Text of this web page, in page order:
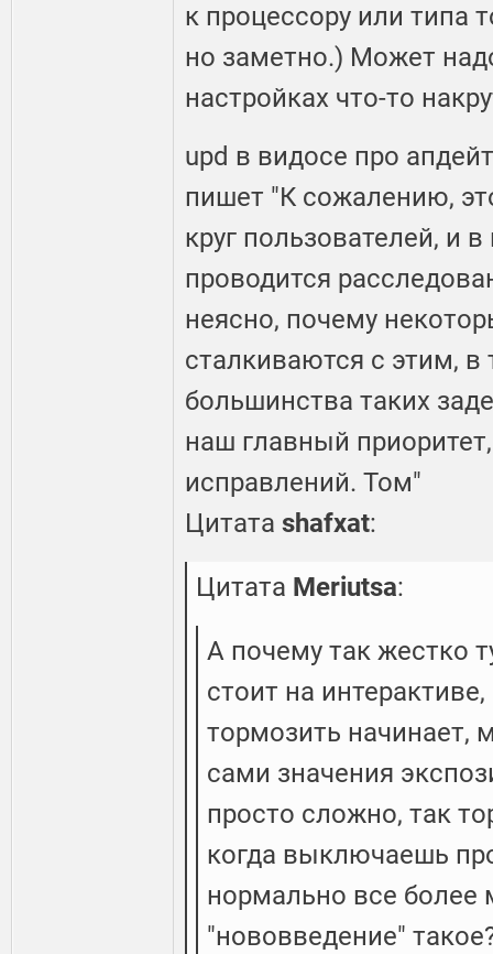
к процессору или типа
но заметно.) Может
настройках что-то
upd в видосе про
пишет "К сожалению,
круг пользователей, и
проводится
неясно, почему
сталкиваются с этим, в
большинства таких
наш главный
исправлений. Том"
Цитата shafxat:
Цитата Meriutsa:
А почему так жестко
стоит на
тормозить начинает,
сами значения
просто сложно, так
когда выключаешь
нормально все более
"нововведение"